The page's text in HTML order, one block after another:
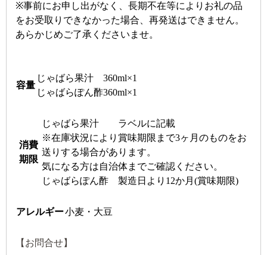
※事前にお申し出がなく、長期不在等によりお礼の品
をお受取りできなかった場合、再発送はできません。
あらかじめご了承くださいませ。
容量
じゃばら果汁 360ml×1
じゃばらぽん酢360ml×1
消費
期限
じゃばら果汁 ラベルに記載
※在庫状況により賞味期限まで3ヶ月のものをお
送りする場合があります。
気になる方は自治体までご確認ください。
じゃばらぽん酢 製造日より12か月(賞味期限)
アレルギー小麦・大豆
【お問合せ】